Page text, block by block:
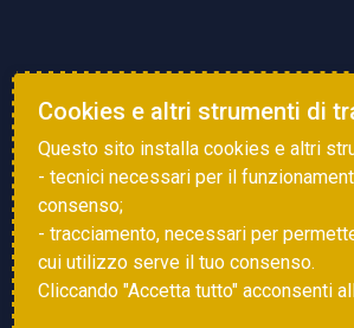
Cookies e altri strumenti di
Questo sito installa cookies e altri
- tecnici necessari per il
consenso;
- tracciamento, necessari per
cui utilizzo serve il tuo consenso.
Cliccando "Accetta tutto" acconsenti